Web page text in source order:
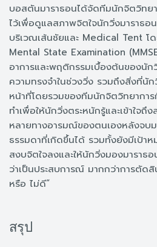
บอสตันมาราธอนได้จัดทีมนักจิตวิทย
ไว้เพื่อดูแลสภาพจิตใจนักวิ่งมาราธอ
บริเวณเส้นชัยและ Medical Tent โ
Mental State Examination
อาการและพฤติกรรมเบื้องต้นของนั
ความทรงจำในช่วงวิ่ง รวมถึงสิ่งที่นั
หน้าที่โดยรวมของทีมนักจิตวิทยาการ
ทำเพื่อให้นักวิ่งตระหนักรู้และเข้าใจถึ
หลายทางอารมณ์ของตนเองหลังจบม
ธรรมดาที่เกิดขึ้นได้ รวมทั้งยังมีเป้าห
สงบจิตใจลงและให้นักวิ่งมองมาราธ
ว่าเป็นประสบการณ์ มากกว่าการตัด
หรือ ไม่ดี”
สรุป